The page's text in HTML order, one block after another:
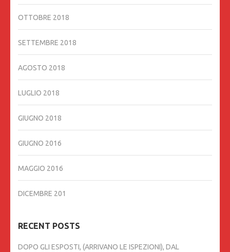
OTTOBRE 2018
SETTEMBRE 2018
AGOSTO 2018
LUGLIO 2018
GIUGNO 2018
GIUGNO 2016
MAGGIO 2016
DICEMBRE 201
RECENT POSTS
DOPO GLI ESPOSTI, (ARRIVANO LE ISPEZIONI), DAL